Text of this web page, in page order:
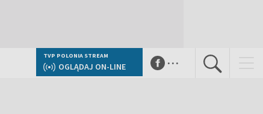
TVP POLONIA STREAM
OGLĄDAJ ON-LINE ...